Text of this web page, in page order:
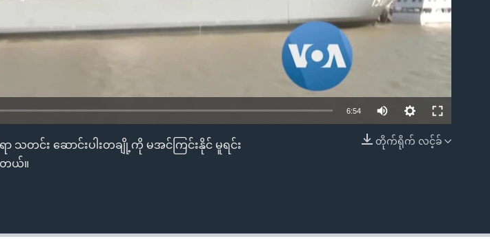
EMBED
6:54
တိုက်ရိုက် လင့်ခ်
သတင်း ဆောင်းပါးတချို့ကို မအင်ကြင်းနိုင် မူရင်း
တယ်။